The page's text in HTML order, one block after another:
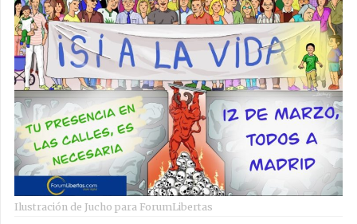
Ilustración de Jucho para ForumLibertas